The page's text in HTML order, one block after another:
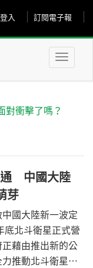
訂閱電子報
登入
Toggle
對衝擊了嗎？
通 中國大陸
芽
國大陸新一波定
底北斗衛星正式營
藉由推出新的公
推動北斗衛星系